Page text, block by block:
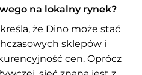
na lokalny rynek?
że Dino może stać
sklepów i
cen. Oprócz